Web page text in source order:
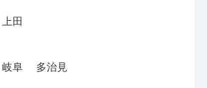
上田
岐阜 多治見